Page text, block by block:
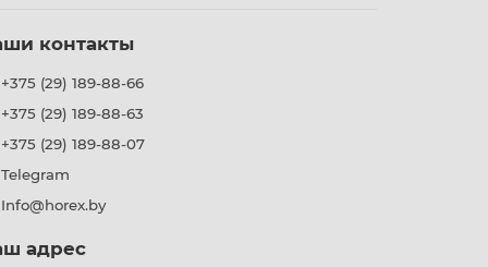
контакты
+375 (29) 189-88-66
+375 (29) 189-88-63
+375 (29) 189-88-07
Telegram
Info@horex.by
адрес